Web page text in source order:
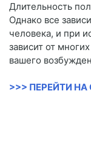
Длительность
Однако все
человека, и при
зависит от
вашего
>>> ПЕРЕЙТИ